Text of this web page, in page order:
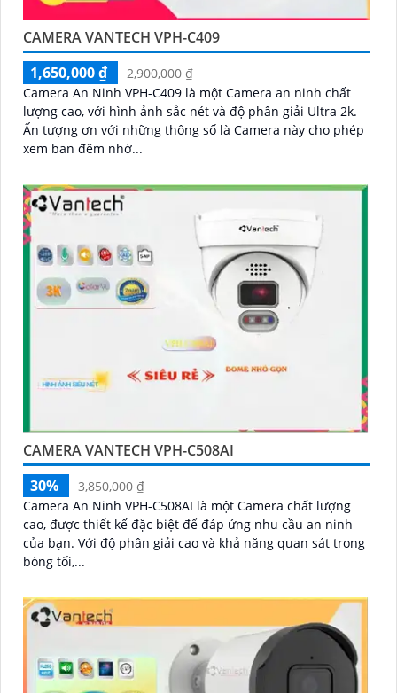
CAMERA VANTECH VPH-C409
1,650,000 ₫
2,900,000 ₫
Camera An Ninh VPH-C409 là một Camera an ninh chất
lượng cao, với hình ảnh sắc nét và độ phân giải Ultra 2k.
Ấn tượng ơn với những thông số là Camera này cho phép
xem ban đêm nhờ...
CAMERA VANTECH VPH-C508AI
30%
3,850,000 ₫
Camera An Ninh VPH-C508AI là một Camera chất lượng
cao, được thiết kế đặc biệt để đáp ứng nhu cầu an ninh
của bạn. Với độ phân giải cao và khả năng quan sát trong
bóng tối,...